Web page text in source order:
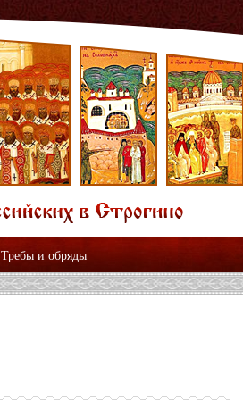
Требы и обряды